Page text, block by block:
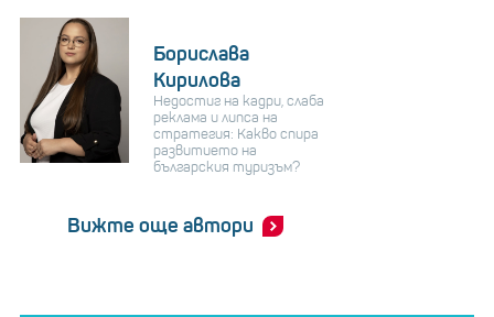
Борислава
Кирилова
Недостиг на кадри, слаба
реклама и липса на
стратегия: Какво спира
развитието на
българския туризъм?
Вижте още автори